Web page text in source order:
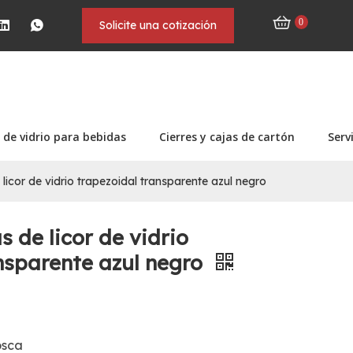
Solicite una cotización 0
vidrio para bebidas Cierres y cajas de cartón
de vidrio trapezoidal transparente azul negro
de licor de vidrio
azul negro